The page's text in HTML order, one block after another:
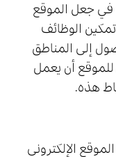
في جعل الموقع
الوظائف
إلى المناطق
للموقع أن يعمل
هذه.
الإلكتروني